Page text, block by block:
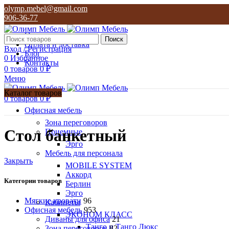
olymp.mebel@gmail.com
906-36-77
О нас
Оплата и доставка
Блог
Контакты
Поиск
Вход / Регистрация
0 Избранное
0 товаров 0₽
Меню
0товаров 0₽
Каталог товаров
Офисная мебель
Зона переговоров
Приемные
Эрго
Мебель для персонала
MOBILE SYSTEM
Аккорд
Берлин
Эрго
Кабинеты
ЭКОНОМ КЛАСС
Танго и Танго Люкс
Стол банкетный
Закрыть
Категории товаров
Мягкие кровати 96
Офисная мебель 953
Диваны для офиса 21